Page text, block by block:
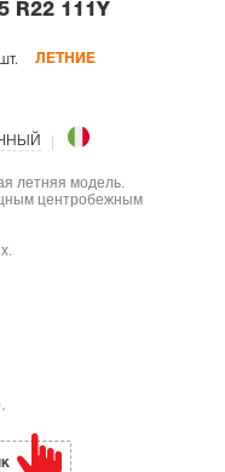
R22 111Y
ЛЕТНИЕ
летняя модель.
центробежным